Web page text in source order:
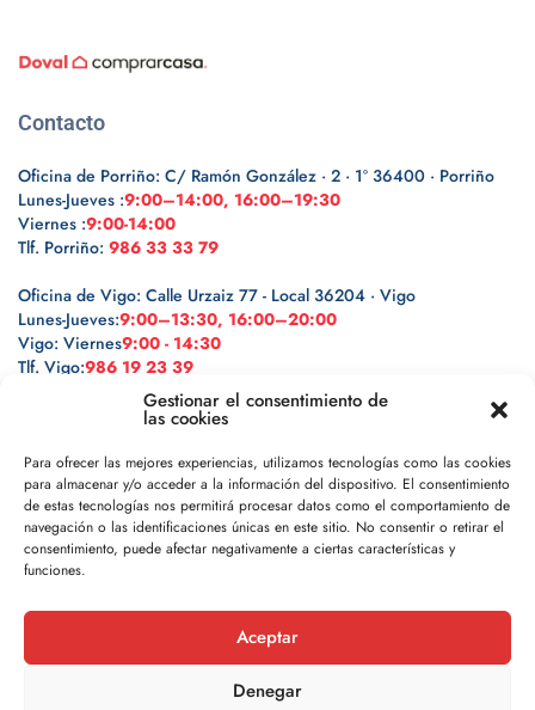
Gestionar el consentimiento de
las cookies
Para ofrecer las mejores experiencias, utilizamos tecnologías como las cookies
para almacenar y/o acceder a la información del dispositivo. El consentimiento
de estas tecnologías nos permitirá procesar datos como el comportamiento de
navegación o las identificaciones únicas en este sitio. No consentir o retirar el
consentimiento, puede afectar negativamente a ciertas características y
funciones.
Aceptar
Denegar
Contacto
Oficina de Porriño: C/ Ramón González · 2 · 1º 36400 · Porriño
Lunes-Jueves :9:00–14:00, 16:00–19:30
Viernes :9:00-14:00
Tlf. Porriño: 986 33 33 79
Oficina de Vigo: Calle Urzaiz 77 - Local 36204 · Vigo
Lunes-Jueves:9:00–13:30, 16:00–20:00
Vigo: Viernes9:00 - 14:30
Tlf. Vigo:986 19 23 39
Legal
Política de privacidad